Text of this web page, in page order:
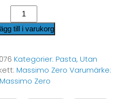
till i varukorg
Kategorier: Pasta, Utan
Massimo Zero Varumärke:
Massimo Zero